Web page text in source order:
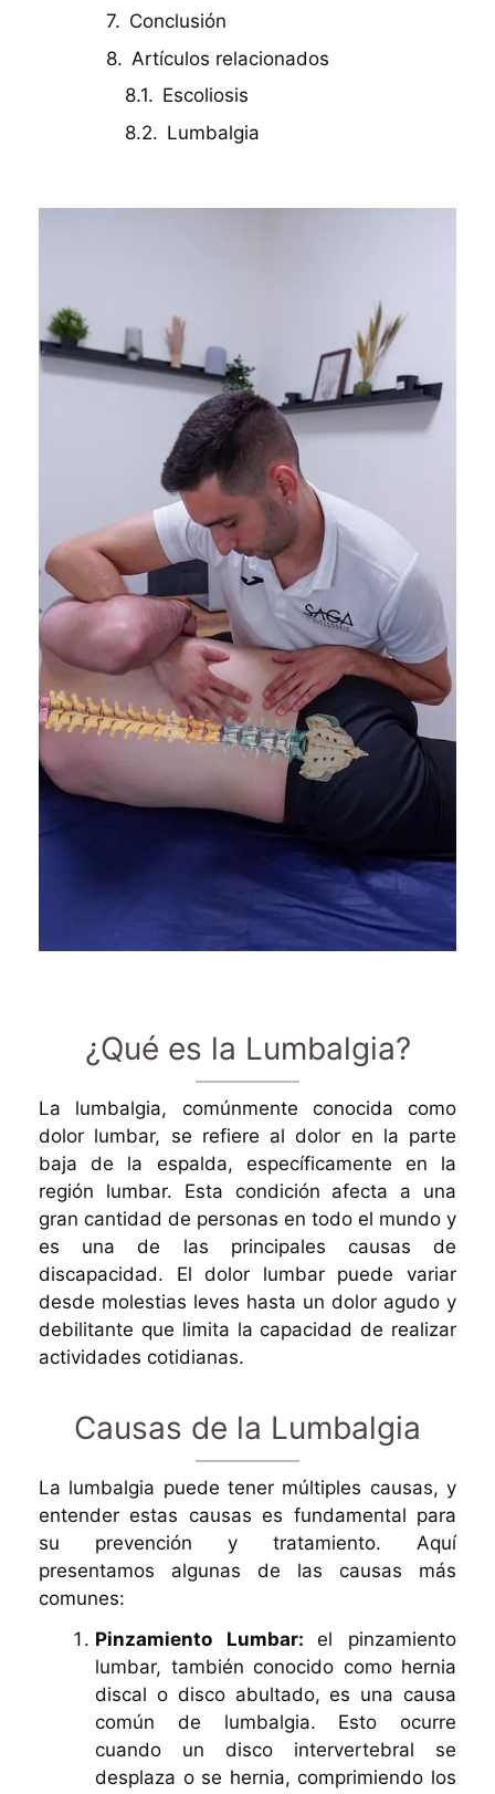
Conclusión
Artículos relacionados
Escoliosis
Lumbalgia
¿Qué es la Lumbalgia?
La lumbalgia, comúnmente conocida como
dolor lumbar, se refiere al dolor en la parte
baja de la espalda, específicamente en la
región lumbar. Esta condición afecta a una
gran cantidad de personas en todo el mundo y
es una de las principales causas de
discapacidad. El dolor lumbar puede variar
desde molestias leves hasta un dolor agudo y
debilitante que limita la capacidad de realizar
actividades cotidianas.
Causas de la Lumbalgia
La lumbalgia puede tener múltiples causas, y
entender estas causas es fundamental para
su prevención y tratamiento. Aquí
presentamos algunas de las causas más
comunes:
Pinzamiento Lumbar:el pinzamiento
lumbar, también conocido como hernia
discal o disco abultado, es una causa
común de lumbalgia. Esto ocurre
cuando un disco intervertebral se
desplaza o se hernia, comprimiendo los